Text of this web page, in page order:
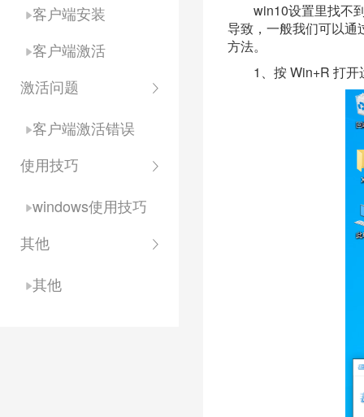
客户端安装
客户端激活
激活问题
客户端激活错误
使用技巧
windows使用技巧
其他
其他
win10设置里找不
导致，一般我们可以通
方法。
1、按 Win+R 打